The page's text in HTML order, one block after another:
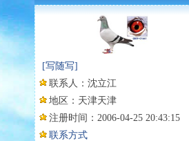
[写随写]
联系人： 沈立江
地区： 天津天津
注册时间： 2006-04-25 20:43:15
联系方式